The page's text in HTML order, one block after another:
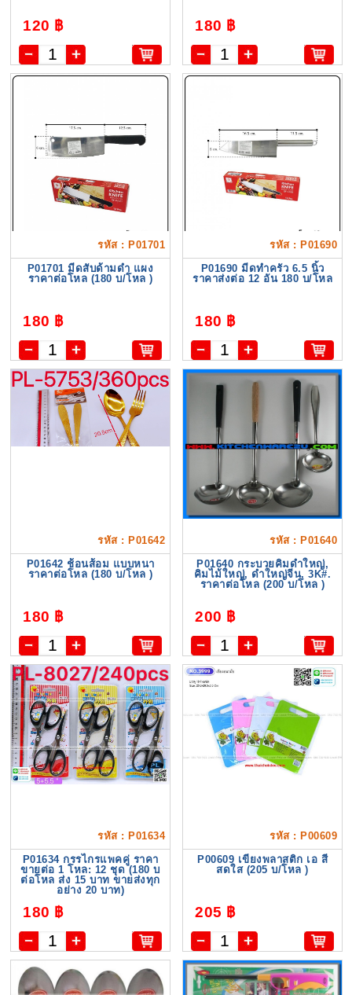
120 ฿ 180 ฿
รหัส : P01701
P01701 มีดสับด้ามดำ แผง
ราคาต่อโหล (180 บ/โหล )
180 ฿
รหัส : P01690
P01690 มีดทำครัว 6.5 นิ้ว
ราคาส่งต่อ 12 อัน 180 บ/โหล
180 ฿
รหัส : P01642
P01642 ช้อนส้อม แบบหนา
ราคาต่อโหล (180 บ/โหล )
180 ฿
รหัส : P01640
P01640 กระบวยคิมดำใหญ่,
คิมไม้ใหญ่, ดำใหญ่จีน, 3K#.
ราคาต่อโหล (200 บ/โหล )
200 ฿
รหัส : P01634
P01634 กรรไกรแพคคู่ ราคา
ขายต่อ 1 โหล: 12 ชุด (180 บ
ต่อโหล ส่ง 15 บาท ขายส่งทุก
อย่าง 20 บาท)
180 ฿
รหัส : P00609
P00609 เขียงพลาสติก เอ สี
สดใส (205 บ/โหล )
205 ฿